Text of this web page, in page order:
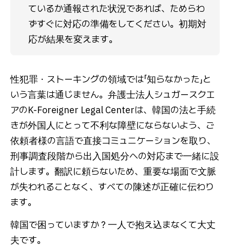
ているか通報された状況であれば、ためらわ
ずすぐに対応の準備をしてください。初期対
応が結果を変えます。
性犯罪・ストーキングの領域では「知らなかった」と
いう言葉は通じません。弁護士法人シュガースクエ
アのK-Foreigner Legal Centerは、韓国の法と手続
きが外国人にとって不利な障壁にならないよう、ご
依頼者様の言語で直接コミュニケーションを取り、
刑事調査段階から出入国処分への対応まで一緒に設
計します。翻訳に頼らないため、重要な場面で文脈
が失われることなく、すべての陳述が正確に伝わり
ます。
韓国で困っていますか？一人で抱え込まなくて大丈
夫です。